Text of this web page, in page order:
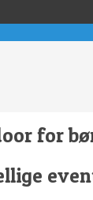
for